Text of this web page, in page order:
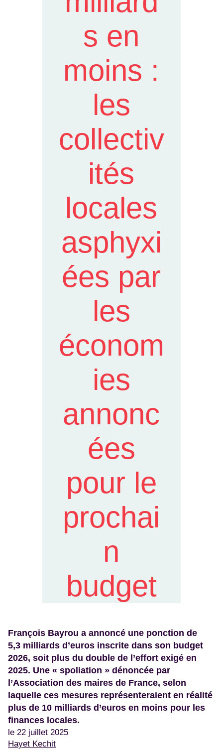
s en
moins :
les
collectiv
ités
locales
asphyxi
ées par
les
économ
ies
annonc
ées
pour le
prochai
n
budget
François Bayrou a annoncé une ponction de
5,3 milliards d’euros inscrite dans son budget
2026, soit plus du double de l’effort exigé en
2025. Une « spoliation » dénoncée par
l’Association des maires de France, selon
laquelle ces mesures représenteraient en réalité
plus de 10 milliards d’euros en moins pour les
finances locales.
le 22 juillet 2025
Hayet Kechit